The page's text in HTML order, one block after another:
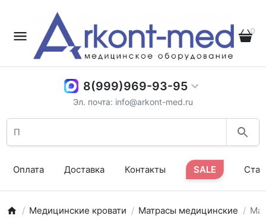
0
8(999)969-93-95
Эл. почта: info@arkont-med.ru
Оплата Доставка Контакты SALE
Медицинские кровати Матрасы медицинские